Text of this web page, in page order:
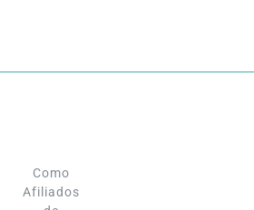
Como
Afiliados